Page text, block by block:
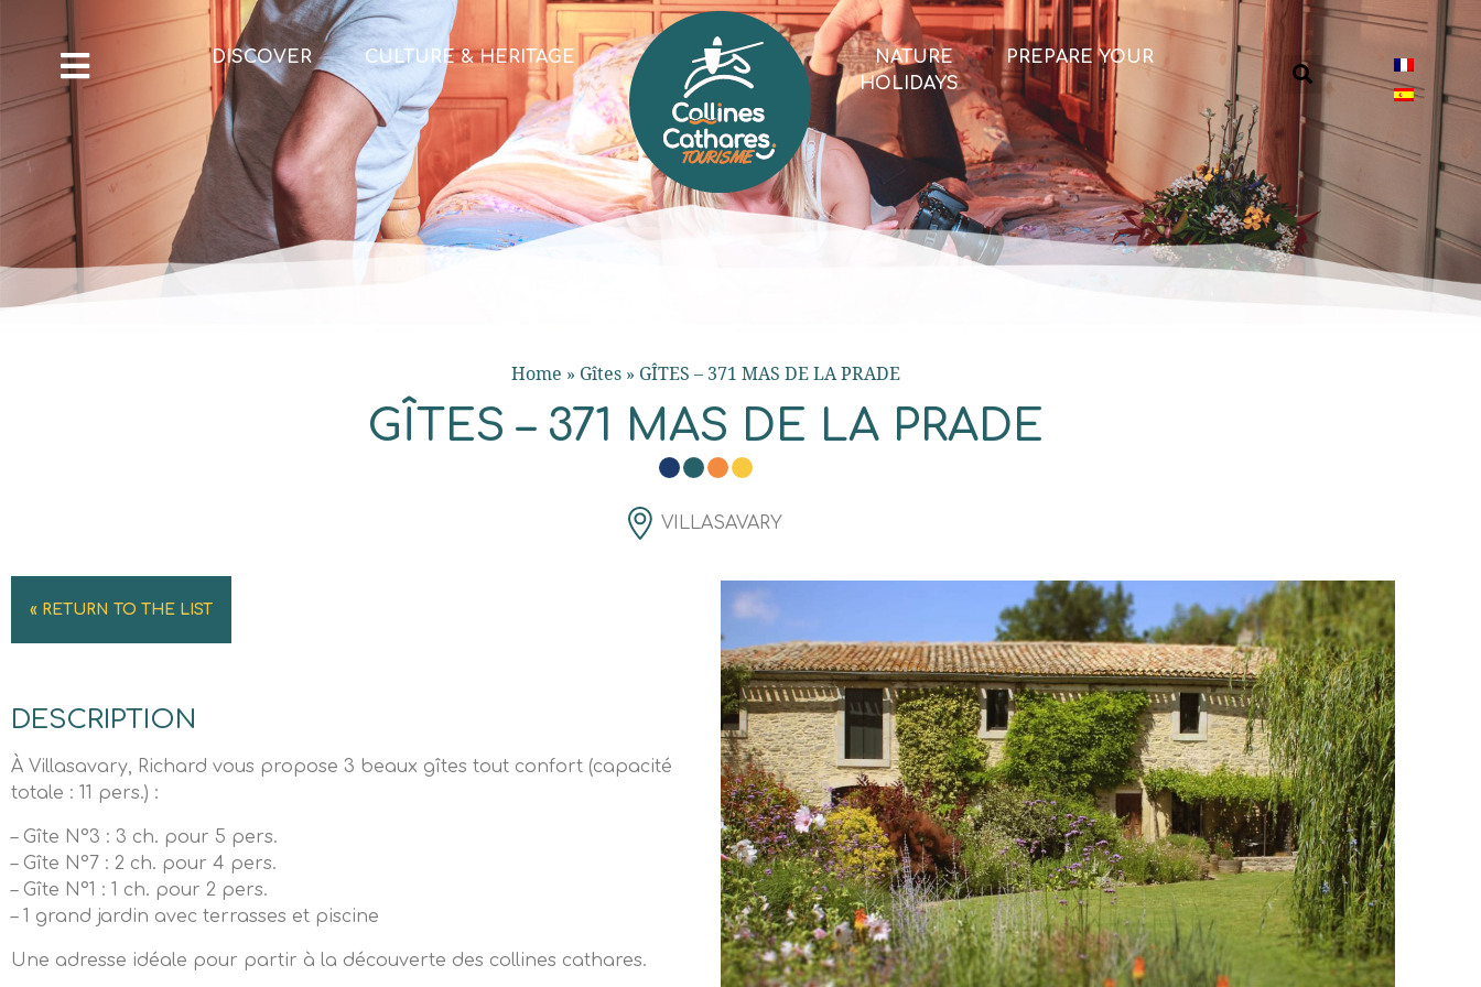
DISCOVER CULTURE & HERITAGE NATURE
PREPARE YOUR
HOLIDAYS
Home » Gîtes» GÎTES – 371 MAS DE LA PRADE
GÎTES – 371 MAS DE LA PRADE
VILLASAVARY
« RETURN TO THE LIST
DESCRIPTION
À Villasavary, Richard vous propose 3 beaux gîtes tout confort (capacité
totale : 11 pers.) :
– Gîte N°3 : 3 ch. pour 5 pers.
– Gîte N°7 : 2 ch. pour 4 pers.
– Gîte N°1 : 1 ch. pour 2 pers.
– 1 grand jardin avec terrasses et piscine
Une adresse idéale pour partir à la découverte des collines cathares.